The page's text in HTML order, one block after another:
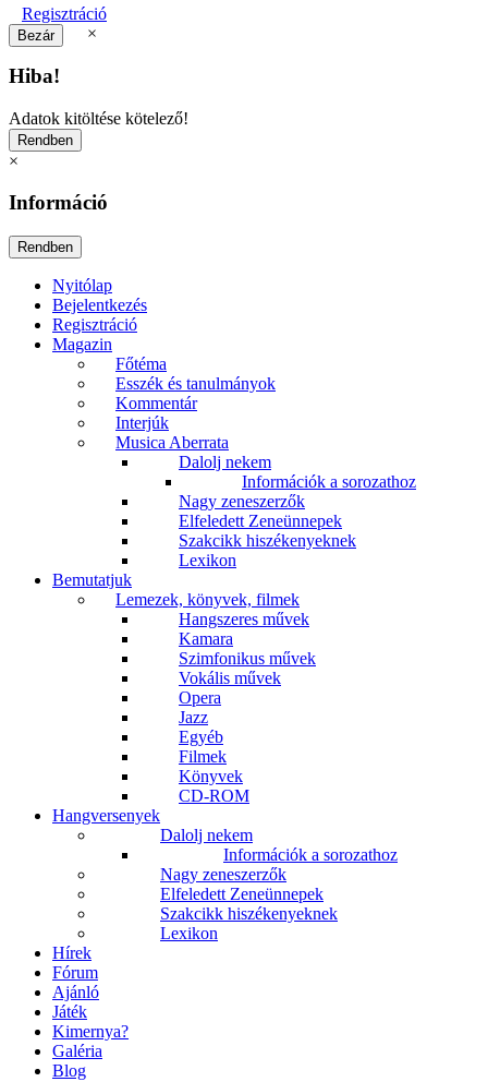
Regisztráció
×
Hiba!
Adatok kitöltése kötelező!
×
Információ
Nyitólap
Bejelentkezés
Regisztráció
Magazin
Főtéma
Esszék és tanulmányok
Kommentár
Interjúk
Musica Aberrata
Dalolj nekem
Információk a sorozathoz
Nagy zeneszerzők
Elfeledett Zeneünnepek
Szakcikk hiszékenyeknek
Lexikon
Bemutatjuk
Lemezek, könyvek, filmek
Hangszeres művek
Kamara
Szimfonikus művek
Vokális művek
Opera
Jazz
Egyéb
Filmek
Könyvek
CD-ROM
Hangversenyek
Dalolj nekem
Információk a sorozathoz
Nagy zeneszerzők
Elfeledett Zeneünnepek
Szakcikk hiszékenyeknek
Lexikon
Hírek
Fórum
Ajánló
Játék
Kimernya?
Galéria
Blog